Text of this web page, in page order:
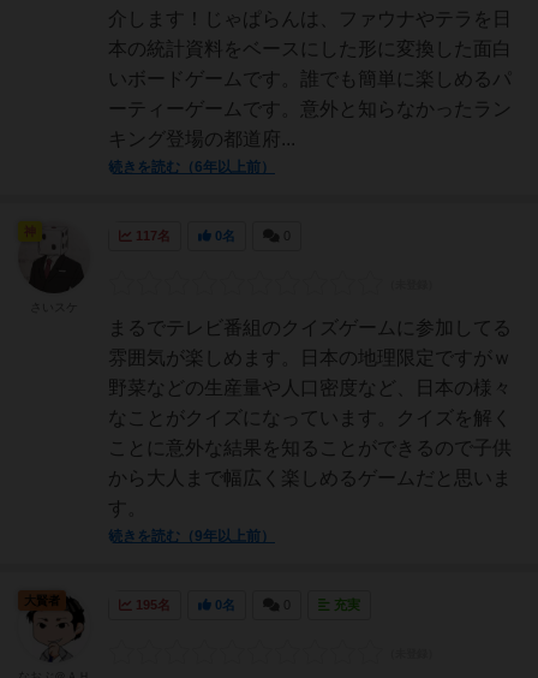
介します！じゃぱらんは、ファウナやテラを日
本の統計資料をベースにした形に変換した面白
いボードゲームです。誰でも簡単に楽しめるパ
ーティーゲームです。意外と知らなかったラン
キング登場の都道府...
続きを読む（6年以上前）
117名 0名
まるでテレビ番組のクイズゲームに参加してる
雰囲気が楽しめます。日本の地理限定ですがｗ
野菜などの生産量や人口密度など、日本の様々
なことがクイズになっています。クイズを解く
ことに意外な結果を知ることができるので子供
から大人まで幅広く楽しめるゲームだと思いま
す。
続きを読む（9年以上前）
195名 0名 充実
大賢者